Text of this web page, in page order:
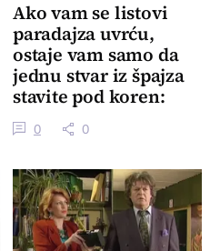
Ako vam se listovi
paradajza uvrću,
ostaje vam samo da
jednu stvar iz špajza
stavite pod koren:
Ima nade
0 0